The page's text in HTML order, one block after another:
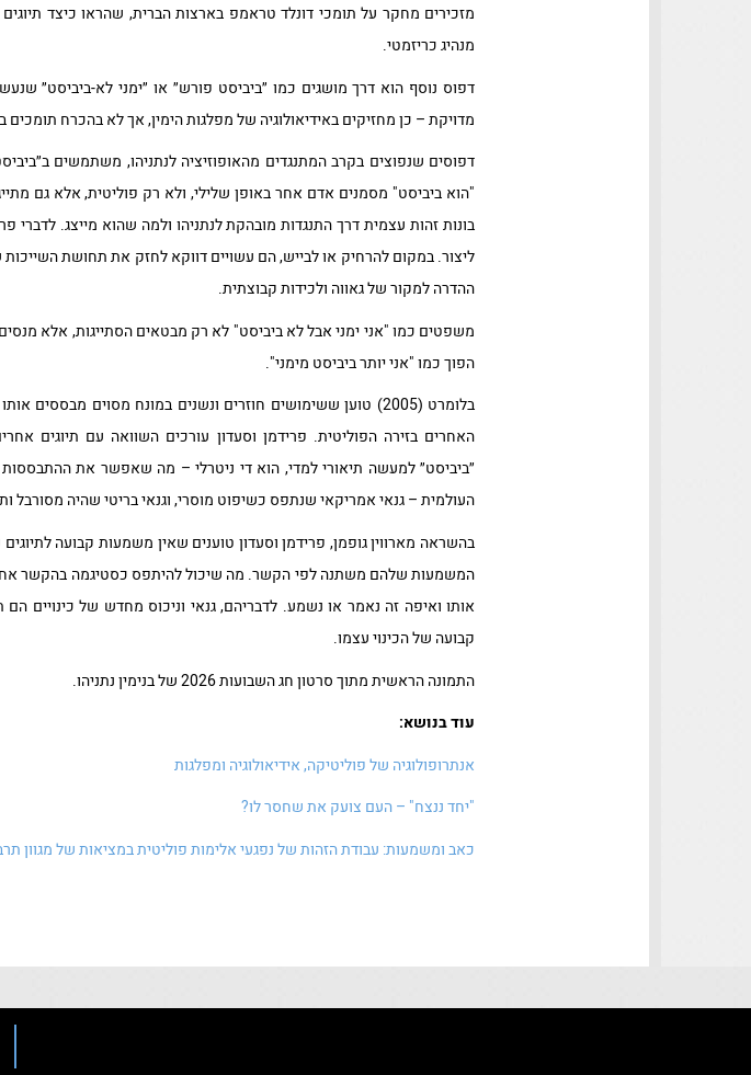
מזכירים מחקר על תומכי דונלד טראמפ בארצות הברית, שהראו כיצד
מנהיג כריזמטי.
דפוס נוסף הוא דרך מושגים כמו ״ביביסט פורש״ או ״ימני לא-ביביסט״
מדויקת – כן מחזיקים באידיאולוגיה של מפלגות הימין, אך לא בהכרח תומכים
דפוסים שנפוצים בקרב המתנגדים מהאופוזיציה לנתניהו, משתמשים
"הוא ביביסט" מסמנים אדם אחר באופן שלילי, ולא רק פוליטית, אלא גם
בונות זהות עצמית דרך התנגדות מובהקת לנתניהו ולמה שהוא מייצג.
ליצור. במקום להרחיק או לבייש, הם עשויים דווקא לחזק את תחושת
ההדרה למקור של גאווה ולכידות קבוצתית.
משפטים כמו "אני ימני אבל לא ביביסט" לא רק מבטאים הסתייגות, אלא
הפוך כמו "אני יותר ביביסט מימני".
בלומרט (2005) טוען ששימושים חוזרים ונשנים במונח מסוים
״ביביסט״ למעשה תיאורי למדי, הוא די ניטרלי – מה שאפשר את
העולמית – גנאי אמריקאי שנתפס כשיפוט מוסרי, וגנאי בריטי שהיה מסורבל
בהשראה מארווין גופמן, פרידמן וסעדון טוענים שאין משמעות קבועה
המשמעות שלהם משתנה לפי הקשר. מה שיכול להיתפס כסטיגמה בהקשר
אותו ואיפה זה נאמר או נשמע. לדבריהם, גנאי וניכוס מחדש של כינויים
קבועה של הכינוי עצמו.
התמונה הראשית מתוך סרטון חג השבועות 2026 של בנימין נתניהו.
עוד בנושא:
אנתרופולוגיה של פוליטיקה, אידיאולוגיה ומפלגות
"יחד ננצח" – העם צועק את שחסר לו?
כאב ומשמעות: עבודת הזהות של נפגעי אלימות פוליטית במציאות של מגוון